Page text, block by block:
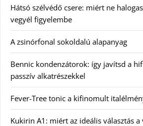
Hátsó szélvédő csere: miért ne
vegyél figyelembe
A zsinórfonal sokoldalú alapanyag
Bennic kondenzátorok: így javítsd a
passzív alkatrészekkel
Fever-Tree tonic a kifinomult
Kukirin A1: miért az ideális választás a